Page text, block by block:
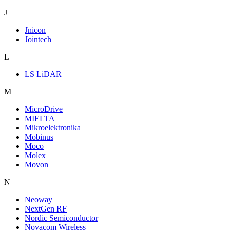
J
Jnicon
Jointech
L
LS LiDAR
M
MicroDrive
MIELTA
Mikroelektronika
Mobinus
Moco
Molex
Movon
N
Neoway
NextGen RF
Nordic Semiconductor
Novacom Wireless